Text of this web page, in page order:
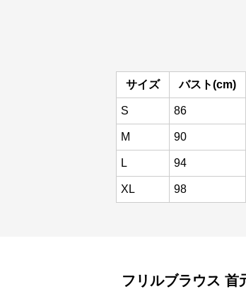
サイズ バスト(cm)
S 86
M 90
L 94
XL 98
フリルブラウス 首